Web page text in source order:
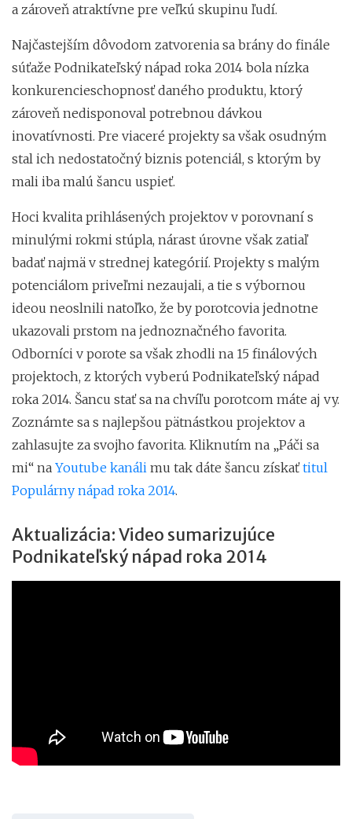
a zároveň atraktívne pre veľkú skupinu ľudí.
Najčastejším dôvodom zatvorenia sa brány do finále
súťaže Podnikateľský nápad roka 2014 bola nízka
konkurencieschopnosť daného produktu, ktorý
zároveň nedisponoval potrebnou dávkou
inovatívnosti. Pre viaceré projekty sa však osudným
stal ich nedostatočný biznis potenciál, s ktorým by
mali iba malú šancu uspieť.
Hoci kvalita prihlásených projektov v porovnaní s
minulými rokmi stúpla, nárast úrovne však zatiaľ
badať najmä v strednej kategórií. Projekty s malým
potenciálom priveľmi nezaujali, a tie s výbornou
ideou neoslnili natoľko, že by porotcovia jednotne
ukazovali prstom na jednoznačného favorita.
Odborníci v porote sa však zhodli na 15 finálových
projektoch, z ktorých vyberú Podnikateľský nápad
roka 2014. Šancu stať sa na chvíľu porotcom máte aj vy.
Zoznámte sa s najlepšou pätnástkou projektov a
zahlasujte za svojho favorita. Kliknutím na „Páči sa
mi“ na Youtube kanáli mu tak dáte šancu získaťtitul
Populárny nápad roka 2014.
Aktualizácia: Video sumarizujúce
Podnikateľský nápad roka 2014